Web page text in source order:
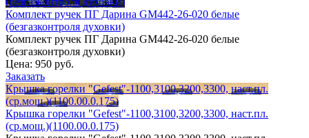
Комплект ручек ПГ Дарина GM442-26-020 белые
(безгазконтроля духовки)
Комплект ручек ПГ Дарина GM442-26-020 белые
(безгазконтроля духовки)
Цена: 950 руб.
Заказать
Крышка горелки "Gefest"-1100,3100,3200,3300, наст.пл.
(ср.мощ.)(1100.00.0.175)
Крышка горелки "Gefest"-1100,3100,3200,3300, наст.пл.
(ср.мощ.)(1100.00.0.175)